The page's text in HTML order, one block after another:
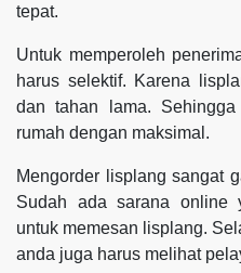
tepat.
Untuk memperoleh
harus selektif. Karena
dan tahan lama.
rumah dengan maksimal.
Mengorder lisplang sangat
Sudah ada sarana online
untuk memesan lisplang.
anda juga harus melihat